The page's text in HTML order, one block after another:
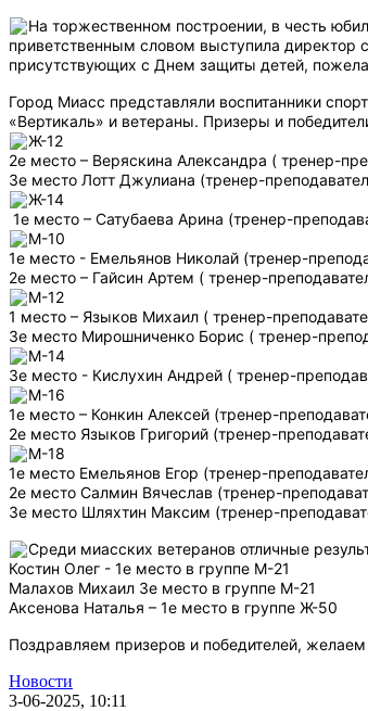
На торжественном построении, в честь
приветственным словом выступила директор
присутствующих с Днем защиты детей,
Город Миасс представляли воспитанники
«Вертикаль» и ветераны. Призеры и
Ж-12
2е место – Веряскина Александра ( тренер-
3е место Лотт Джулиана (тренер-
Ж-14
1е место – Сатубаева Арина (тренер-
М-10
1е место - Емельянов Николай (тренер-
2е место – Гайсин Артем ( тренер-
М-12
1 место – Языков Михаил ( тренер-
3е место Мирошниченко Борис ( тренер-
М-14
3е место - Кислухин Андрей ( тренер-
М-16
1е место – Конкин Алексей (тренер-
2е место Языков Григорий (тренер-
М-18
1е место Емельянов Егор (тренер-
2е место Салмин Вячеслав (тренер-
3е место Шляхтин Максим (тренер-
Среди миасских ветеранов отличные
Костин Олег - 1е место в группе М-21
Малахов Михаил 3е место в группе М-21
Аксенова Наталья – 1е место в группе Ж-50
Поздравляем призеров и победителей,
Новости
3-06-2025, 10:11